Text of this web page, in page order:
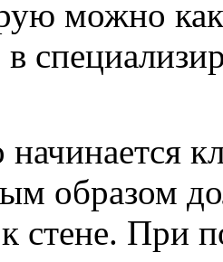
можно
начинается
образом
к стене. При